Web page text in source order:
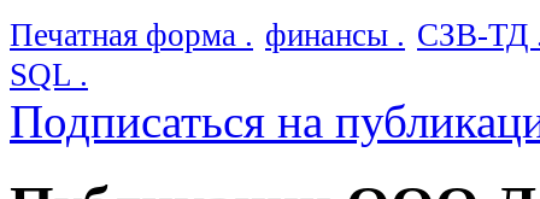
Печатная форма . финансы . СЗВ-ТД
SQL .
Подписаться на